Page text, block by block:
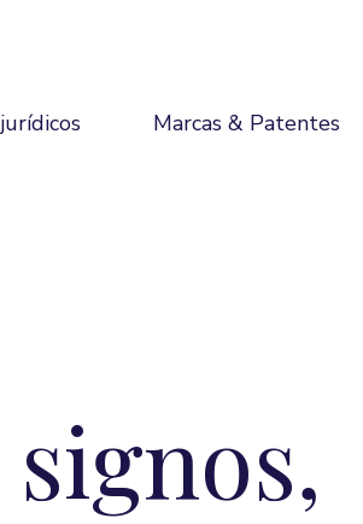
Marcas & Patentes